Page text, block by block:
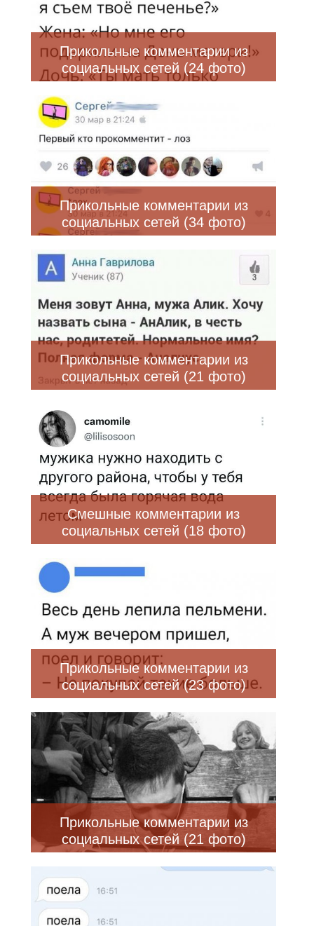
Прикольные комментарии из
социальных сетей (24 фото)
Прикольные комментарии из
социальных сетей (34 фото)
Прикольные комментарии из
социальных сетей (21 фото)
Смешные комментарии из
социальных сетей (18 фото)
Прикольные комментарии из
социальных сетей (23 фото)
Прикольные комментарии из
социальных сетей (21 фото)